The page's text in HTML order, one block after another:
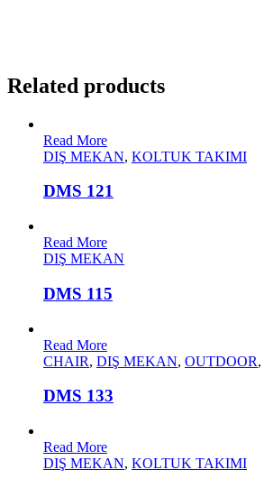
Related products
Read More
DIŞ MEKAN, KOLTUK TAKIMI
DMS 121
Read More
DIŞ MEKAN
DMS 115
Read More
CHAIR, DIŞ MEKAN, OUTDOOR,
DMS 133
Read More
DIŞ MEKAN, KOLTUK TAKIMI